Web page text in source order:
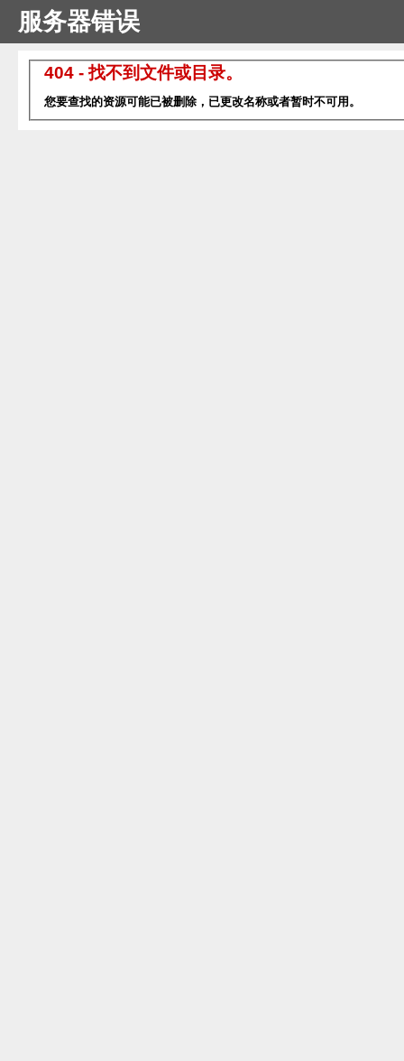
服务器错误
404 - 找不到文件或目录。
您要查找的资源可能已被删除，已更改名称或者暂时不可用。